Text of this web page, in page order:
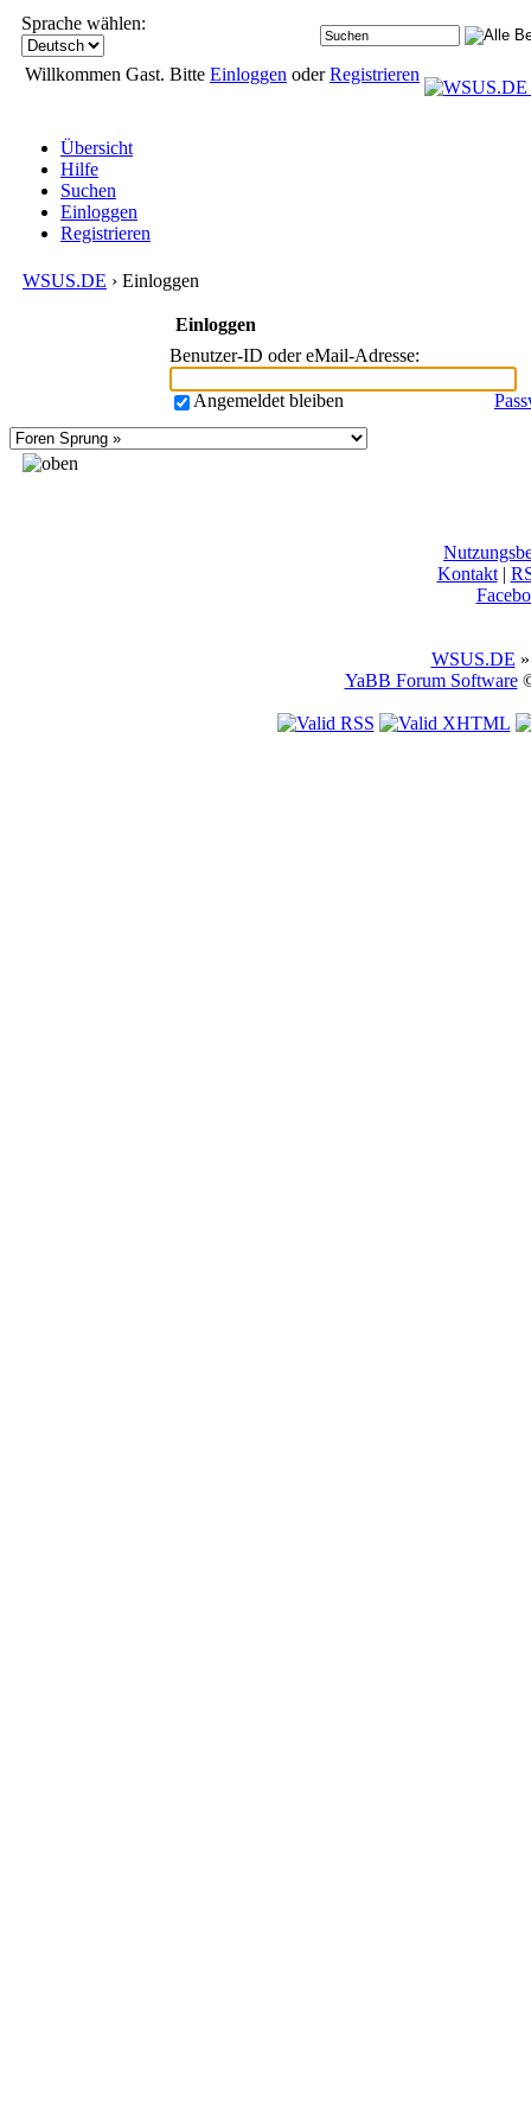
Sprache wählen:
Willkommen Gast. Bitte Einloggen oderRegistrieren
Übersicht
Hilfe
Suchen
Einloggen
Registrieren
WSUS.DE › Einloggen
Einloggen
Benutzer-ID oder eMail-Adresse:
Angemeldet bleiben
Kontakt|
WSUS.DE
YaBB Forum Software©